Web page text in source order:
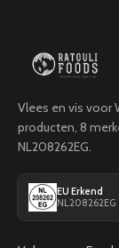
Vlees en vis voor
producten, 8
NL208262EG.
EU Erkend
NL208262EG